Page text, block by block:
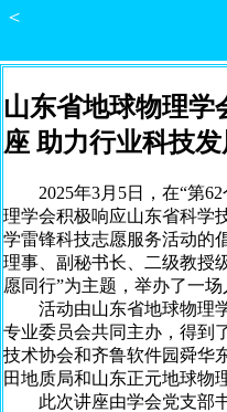
＜
山东省地球物理学
座 助力行业科技发
2025年3月5日，在“第62
理学会积极响应山东省科学
学雷锋科技志愿服务活动的
理事、副秘书长、二级教授
愿同行”为主题，举办了一场
活动由山东省地球物理学
专业委员会共同主办，得到
技术协会和齐鲁软件园舜华
田地质局和山东正元地球物
此次讲座由学会党支部书